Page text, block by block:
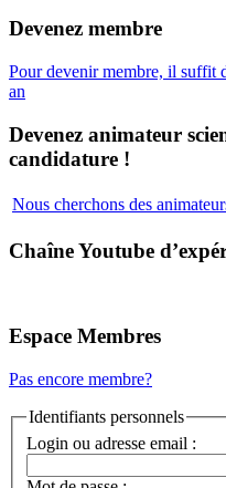
Devenez membre
Pour devenir membre, il suffit
an
Devenez animateur
candidature !
Nous cherchons des
Chaîne Youtube
Espace Membres
Pas encore membre?
Identifiants personnels
Login ou adresse email :